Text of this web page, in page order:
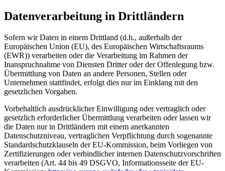
Datenverarbeitung in Drittländern
Sofern wir Daten in einem Drittland (d.h., außerhalb der
Europäischen Union (EU), des Europäischen Wirtschaftsraums
(EWR)) verarbeiten oder die Verarbeitung im Rahmen der
Inanspruchnahme von Diensten Dritter oder der Offenlegung bzw.
Übermittlung von Daten an andere Personen, Stellen oder
Unternehmen stattfindet, erfolgt dies nur im Einklang mit den
gesetzlichen Vorgaben.
Vorbehaltlich ausdrücklicher Einwilligung oder vertraglich oder
gesetzlich erforderlicher Übermittlung verarbeiten oder lassen wir
die Daten nur in Drittländern mit einem anerkannten
Datenschutzniveau, vertraglichen Verpflichtung durch sogenannte
Standardschutzklauseln der EU-Kommission, beim Vorliegen von
Zertifizierungen oder verbindlicher internen Datenschutzvorschriften
verarbeiten (Art. 44 bis 49 DSGVO, Informationsseite der EU-